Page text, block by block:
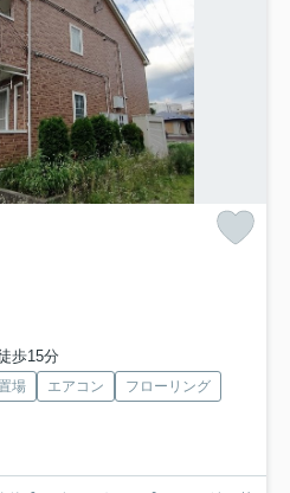
歩15分
場 エアコン
フローリング